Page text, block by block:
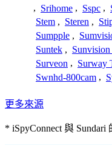
, Srihome , Sspc ,
Stem , Steren ,
Sumpple ,
Suntek ,
Surveon , Surway
Swnhd-800cam ,
更多來源
* iSpyConnect 與